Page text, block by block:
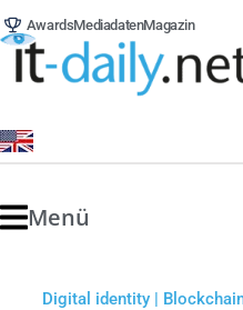
AwardsMediadatenMagazin
Menü
Digital identity |